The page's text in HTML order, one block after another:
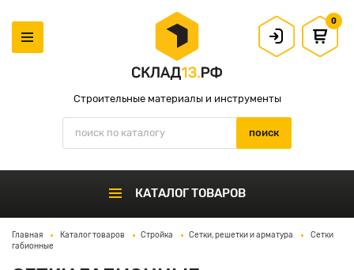
Строительные материалы и инструменты
0
КАТАЛОГ ТОВАРОВ
Главная Каталог товаров Стройка Сетки, решетки и арматура
Сетки
габионные